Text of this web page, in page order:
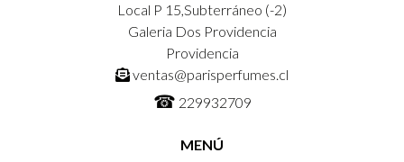
Local P 15,Subterráneo (-2)
Galeria Dos Providencia
Providencia
ventas@parisperfumes.cl
☎ 229932709
MENÚ